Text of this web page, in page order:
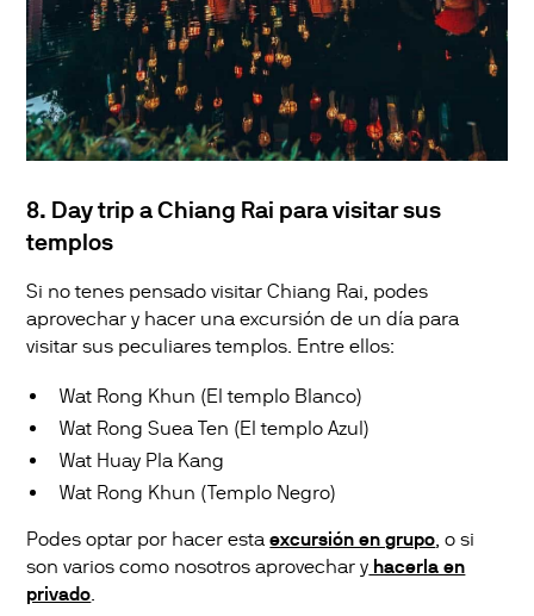
8. Day trip a Chiang Rai para visitar sus
templos
Si no tenes pensado visitar Chiang Rai, podes
aprovechar y hacer una excursión de un día para
visitar sus peculiares templos. Entre ellos:
Wat Rong Khun (El templo Blanco)
Wat Rong Suea Ten (El templo Azul)
Wat Huay Pla Kang
Wat Rong Khun (Templo Negro)
Podes optar por hacer estaexcursión en grupo, o si
son varios como nosotros aprovechar y hacerla en
privado.